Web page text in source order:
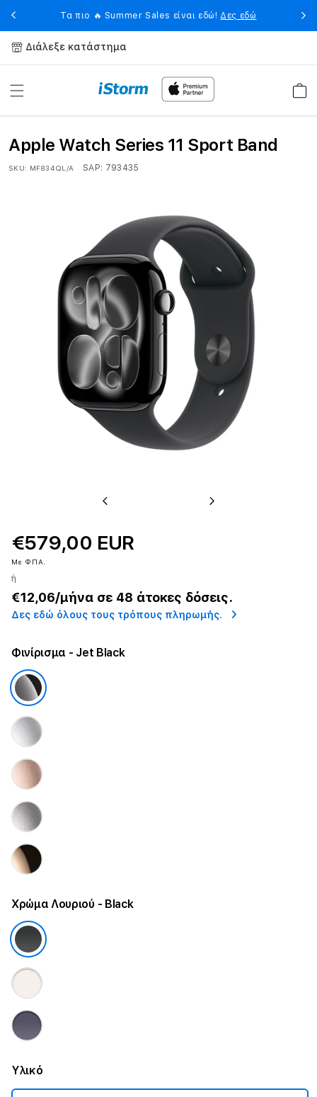
Τα πιο 🔥 Summer Sales είναι εδώ! Δες εδώ
Διάλεξε κατάστημα
Καλάθι
Apple Watch Series 11 Sport Band
SKU: MF834QL/A SAP: 793435
Previous Next
€579,00 EUR
Με ΦΠΑ.
ή
€12,06/μήνα σε 48 άτοκες δόσεις.
Δες εδώ όλους τους τρόπους πληρωμής.
Φινίρισμα - Jet Black
Χρώμα Λουριού - Black
Υλικό